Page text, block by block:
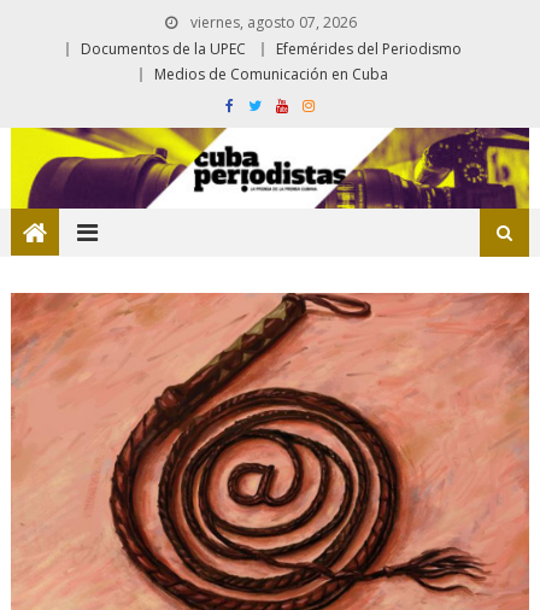
viernes, agosto 07, 2026
Documentos de la UPEC
Efemérides del Periodismo
Medios de Comunicación en Cuba